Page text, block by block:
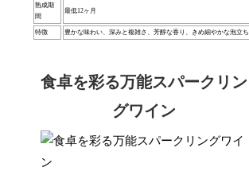
熟成期
間
最低12ヶ月
特徴 豊かな味わい、深みと複雑さ、芳醇な香り、きめ細やかな泡立ち
食卓を彩る万能スパークリン
グワイン